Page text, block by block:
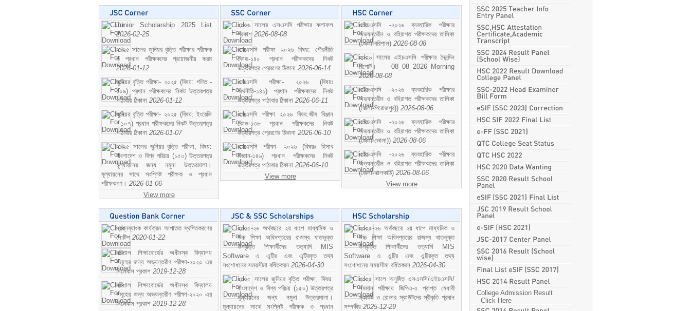
Junior Scholarship 2025 List
2026-02-25
২০২৫ সালের জুনিয়র বৃত্তি পরীক্ষার পরীক্ষক
ও প্রধান পরীক্ষকদের প্রয়োজনীয় ফরম
2026-01-12
জুনিয়র বৃত্তি পরীক্ষা- ২০২৫ (বিষয়: গণিত -
১০৯) প্রধান পরীক্ষকদের নিকট উত্তরপত্র
পাঠাবার ঠিকানা 2026-01-12
জুনিয়র বৃত্তি পরীক্ষা- ২০২৫ (বিষয়: ইংরেজি
- ১০৭) প্রধান পরীক্ষকদের নিকট উত্তরপত্র
পাঠাবার ঠিকানা 2026-01-07
২০২৫ সালের জুনিয়র বৃত্তি পরীক্ষা, বিষয়:
বাংলাদেশ ও বিশ্ব পরিচয় (১৫০) উত্তরপত্র
মূল্যায়নের জন্য নমুনা উত্তরমালা।
মূল্যায়নের সাথে সংশ্লিষ্ট পরীক্ষক ও প্রধান
পরীক্ষকগণ। 2026-01-06
View more
২০২৬ সালের এসএসসি পরীক্ষার ফলাফল
প্রকাশ 2026-08-08
এসএসসি পরীক্ষা ২০২৬ বিষয়: পৌরনীতি
কোড-১৪০ প্রধান পরীক্ষকদের নিকট
উত্তরপত্র প্রেরণের ঠিকানা 2026-06-14
এসএসসি পরীক্ষা- ২০২৬ (বিষয়ঃ
অর্থনীতি-১৪১) প্রধান পরীক্ষকদের নিকট
উত্তরপত্র পাঠাবার ঠিকানা 2026-06-11
এসএসসি পরীক্ষা ২০২৬ বিষয়:জীব বিঞ্জান
কোড-১৩৮ প্রধান পরীক্ষকদের নিকট
উত্তরপত্র প্রেরণের ঠিকানা 2026-06-10
এসএসসি পরীক্ষা- ২০২৬ (বিষয়ঃ হিসাব
বিজ্ঞান-১৪৬) প্রধান পরীক্ষকদের নিকট
উত্তরপত্র পাঠাবার ঠিকানা 2026-06-10
View more
এইচএসসি -২০২৬ ব্যবহারিক পরীক্ষার
অভ্যন্তরীন ও বহিরাগত পরীক্ষকদের তালিকা
(জেলা-বরিশাল) 2026-08-08
২০২৬ সালের এইচএসসি পরীক্ষার দৈনন্দিন
রিপোর্ট। 08_08_2026_Morning
2026-08-08
এইচএসসি -২০২৬ ব্যবহারিক পরীক্ষার
অভ্যন্তরীন ও বহিরাগত পরীক্ষকদের তালিকা
(জেলা-পিরোজপুর)) 2026-08-06
এইচএসসি -২০২৬ ব্যবহারিক পরীক্ষার
অভ্যন্তরীন ও বহিরাগত পরীক্ষকদের তালিকা
(জেলা-ভোলা)) 2026-08-06
এইচএসসি -২০২৬ ব্যবহারিক পরীক্ষার
অভ্যন্তরীন ও বহিরাগত পরীক্ষকদের তালিকা
(জেলা-ঝালকাঠি) 2026-08-06
View more
প্রশ্নব্যাংক কার্যক্রম আপাতত স্থগিতকরণের
নোটিশ 2020-01-22
বরিশাল শিক্ষাবোর্ডের অধীনস্থ বিদ্যালয়
সমূহের জন্য অভ্যন্তরীণ পরীক্ষা-২০২০ এর
সিলেবাস প্রকাশ 2019-12-28
বরিশাল শিক্ষাবোর্ডের অধীনস্থ বিদ্যালয়
সমূহের জন্য অভ্যন্তরীণ পরীক্ষা-২০২০ এর
সিলেবাস প্রকাশ 2019-12-28
২০২৫-২৬ অর্থবছরে ২য় ধাপে মাধ্যমিক ও
উচ্চ শিক্ষা অধিদপ্তরের রাজস্ব খাতভুক্ত
উপবৃত্তি শিক্ষার্থীদের তত্যাদি MIS
Software এ এন্ট্রি এবং এন্ট্রিকৃত তথ্য
সংশোধনের সময়সীমা বর্ধিতকরন 2026-04-30
২০২৫ সালের জুনিয়র বৃত্তি পরীক্ষা, বিষয়:
বাংলাদেশ ও বিশ্ব পরিচয় (১৫০) উত্তরপত্র
মূল্যায়নের জন্য নমুনা উত্তরমালা।
মূল্যায়নের সাথে সংশ্লিষ্ট পরীক্ষক ও প্রধান
২০২৫-২৬ অর্থবছরে ২য় ধাপে মাধ্যমিক ও
উচ্চ শিক্ষা অধিদপ্তরের রাজস্ব খাতভুক্ত
উপবৃত্তি শিক্ষার্থীদের তত্যাদি MIS
Software এ এন্ট্রি এবং এন্ট্রিকৃত তথ্য
সংশোধনের সময়সীমা বর্ধিতকরন 2026-04-30
২০২৫ সালে অনুষ্ঠিত এসএসসি/এইচএসসি/
সমমান পরীক্ষায় জিপিএ-৫ প্রাপ্ত মেধাবী
স্কাউট ও রোভার স্কাউটদের স্বীকৃতি প্রদান
সম্পর্কীয় 2025-12-29
College Admission Result
Click Here